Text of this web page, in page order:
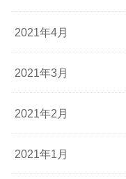
2021年4月
2021年3月
2021年2月
2021年1月